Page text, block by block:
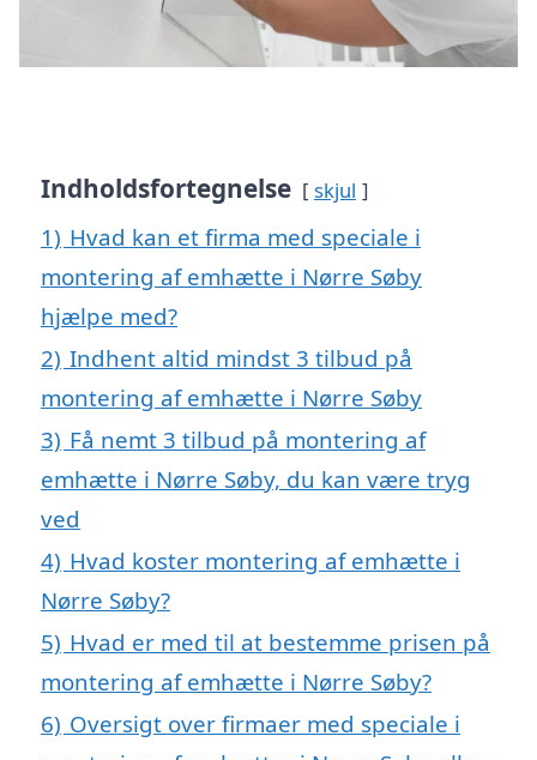
Indholdsfortegnelse skjul
1) Hvad kan et firma med speciale i
montering af emhætte i Nørre Søby
hjælpe med?
2) Indhent altid mindst 3 tilbud på
montering af emhætte i Nørre Søby
3) Få nemt 3 tilbud på montering af
emhætte i Nørre Søby, du kan være tryg
ved
4) Hvad koster montering af emhætte i
Nørre Søby?
5) Hvad er med til at bestemme prisen på
montering af emhætte i Nørre Søby?
6) Oversigt over firmaer med speciale i